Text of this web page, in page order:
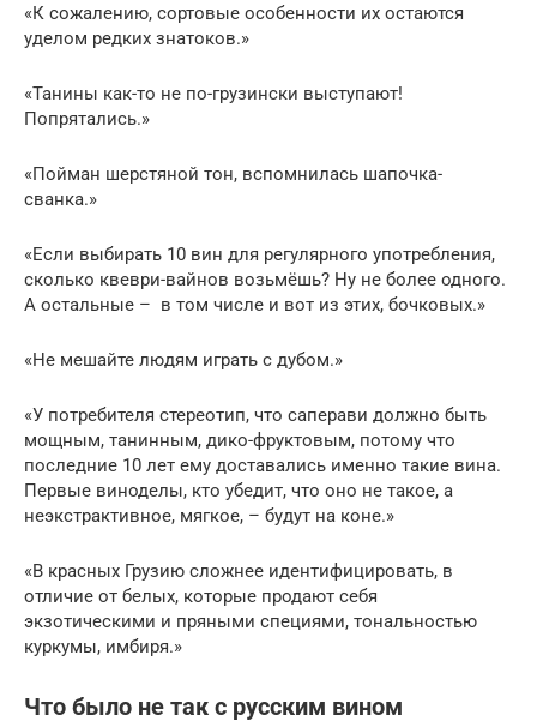
«К сожалению, сортовые особенности их остаются
уделом редких знатоков.»
«Танины как-то не по-грузински выступают!
Попрятались.»
«Пойман шерстяной тон, вспомнилась шапочка-
сванка.»
«Если выбирать 10 вин для регулярного употребления,
сколько квеври-вайнов возьмёшь? Ну не более одного.
А остальные – в том числе и вот из этих, бочковых.»
«Не мешайте людям играть с дубом.»
«У потребителя стереотип, что саперави должно быть
мощным, танинным, дико-фруктовым, потому что
последние 10 лет ему доставались именно такие вина.
Первые виноделы, кто убедит, что оно не такое, а
неэкстрактивное, мягкое, – будут на коне.»
«В красных Грузию сложнее идентифицировать, в
отличие от белых, которые продают себя
экзотическими и пряными специями, тональностью
куркумы, имбиря.»
Что было не так с русским вином